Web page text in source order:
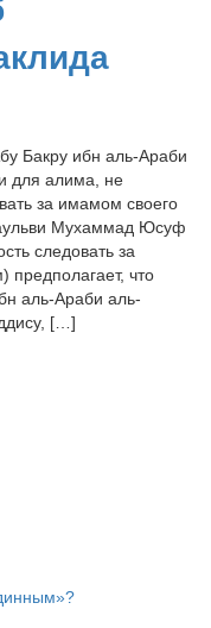
Бакру ибн аль-Араби
для алима, не
за имамом своего
Мухаммад Юсуф
следовать за
что
аль-Араби аль-
[…]